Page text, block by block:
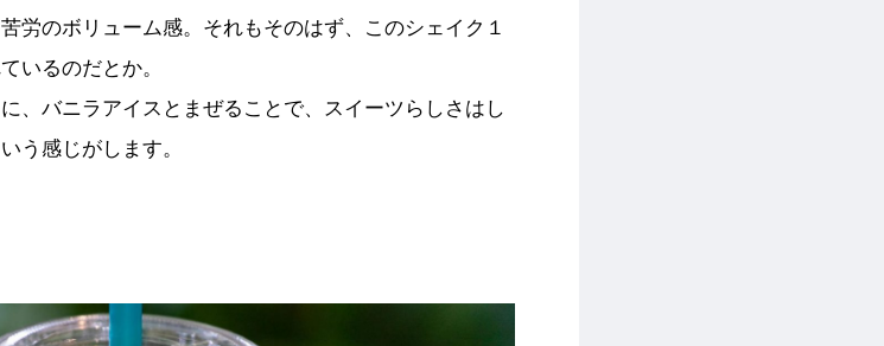
労のボリューム感。それもそのはず、このシェイク１
いるのだとか。
、バニラアイスとまぜることで、スイーツらしさはし
う感じがします。